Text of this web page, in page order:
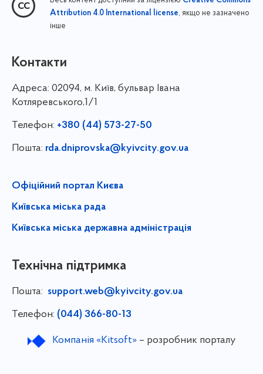
Attribution 4.0 International license, якщо не зазначено
інше
Контакти
Адреса: 02094, м. Київ, бульвар Івана
Котляревського,1/1
Телефон: +380 (44) 573-27-50
Пошта: rda.dniprovska@kyivcity.gov.ua
Офіційний портал Києва
Київська міська рада
Київська міська державна адміністрація
Технічна підтримка
Пошта: support.web@kyivcity.gov.ua
Телефон: (044) 366-80-13
Компанія «Kitsoft»– розробник порталу